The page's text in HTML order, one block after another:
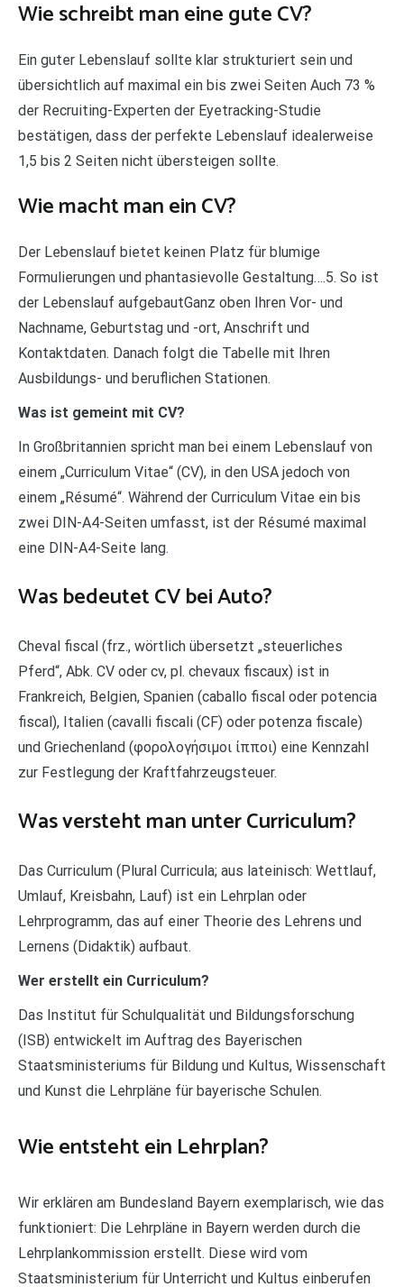
Wie schreibt man eine gute CV?
Ein guter Lebenslauf sollte klar strukturiert sein und
übersichtlich auf maximal ein bis zwei Seiten Auch 73 %
der Recruiting-Experten der Eyetracking-Studie
bestätigen, dass der perfekte Lebenslauf idealerweise
1,5 bis 2 Seiten nicht übersteigen sollte.
Wie macht man ein CV?
Der Lebenslauf bietet keinen Platz für blumige
Formulierungen und phantasievolle Gestaltung….5. So ist
der Lebenslauf aufgebautGanz oben Ihren Vor- und
Nachname, Geburtstag und -ort, Anschrift und
Kontaktdaten. Danach folgt die Tabelle mit Ihren
Ausbildungs- und beruflichen Stationen.
Was ist gemeint mit CV?
In Großbritannien spricht man bei einem Lebenslauf von
einem „Curriculum Vitae“ (CV), in den USA jedoch von
einem „Résumé“. Während der Curriculum Vitae ein bis
zwei DIN-A4-Seiten umfasst, ist der Résumé maximal
eine DIN-A4-Seite lang.
Was bedeutet CV bei Auto?
Cheval fiscal (frz., wörtlich übersetzt „steuerliches
Pferd“, Abk. CV oder cv, pl. chevaux fiscaux) ist in
Frankreich, Belgien, Spanien (caballo fiscal oder potencia
fiscal), Italien (cavalli fiscali (CF) oder potenza fiscale)
und Griechenland (φορολογήσιμοι ίπποι) eine Kennzahl
zur Festlegung der Kraftfahrzeugsteuer.
Was versteht man unter Curriculum?
Das Curriculum (Plural Curricula; aus lateinisch: Wettlauf,
Umlauf, Kreisbahn, Lauf) ist ein Lehrplan oder
Lehrprogramm, das auf einer Theorie des Lehrens und
Lernens (Didaktik) aufbaut.
Wer erstellt ein Curriculum?
Das Institut für Schulqualität und Bildungsforschung
(ISB) entwickelt im Auftrag des Bayerischen
Staatsministeriums für Bildung und Kultus, Wissenschaft
und Kunst die Lehrpläne für bayerische Schulen.
Wie entsteht ein Lehrplan?
Wir erklären am Bundesland Bayern exemplarisch, wie das
funktioniert: Die Lehrpläne in Bayern werden durch die
Lehrplankommission erstellt. Diese wird vom
Staatsministerium für Unterricht und Kultus einberufen